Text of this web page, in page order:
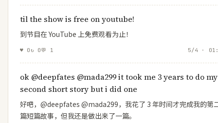
til the show is free on youtube!
到节目在 YouTube 上免费观看为止！
♥ 0↻ 0💬 1 5/4 ·
ok @deepfates @mada299 it took me 3 years to do my
second short story but i did one
好吧，@deepfates @mada299，我花了 3 年时间才完成我的第
篇短篇故事，但我还是做出来了一篇。